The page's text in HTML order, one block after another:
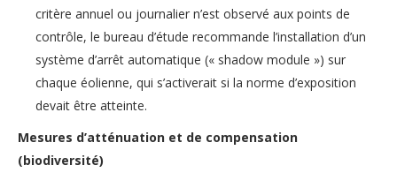
critère annuel ou journalier n’est observé aux points de
contrôle, le bureau d’étude recommande l’installation d’un
système d’arrêt automatique (« shadow module ») sur
chaque éolienne, qui s’activerait si la norme d’exposition
devait être atteinte.
Mesures d’atténuation et de compensation
(biodiversité)